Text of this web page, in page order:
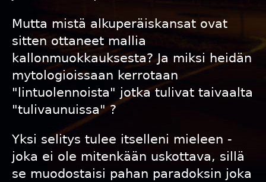
Mutta mistä alkuperäiskansat ovat
sitten ottaneet mallia
kallonmuokkauksesta? Ja miksi heidän
mytologioissaan kerrotaan
"lintuolennoista" jotka tulivat taivaalta
"tulivaunuissa" ?
Yksi selitys tulee itselleni mieleen -
joka ei ole mitenkään uskottava, sillä
se muodostaisi pahan paradoksin joka